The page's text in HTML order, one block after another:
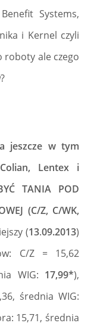
Systems,
i Kernel czyli
roboty ale czego
jeszcze w tym
Lentex i
TANIA POD
(C/Z, C/WK,
(13.09.2013)
C/Z = 15,62
WIG: 17,99*),
średnia WIG:
15,71, średnia